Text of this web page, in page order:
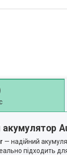
— надійний
підходить